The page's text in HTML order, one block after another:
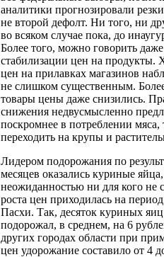
аналитики прогнозировали
не второй дефолт. Ни того, ни
во всяком случае пока, до
Более того, можно говорить
стабилизации цен на продукты.
цен на прилавках магазинов
не слишком существенным.
товары цены даже снизились.
снижения недвусмысленно
поскромнее в потреблении мяса,
переходить на крупы и
Лидером подорожания по
месяцев оказались куриные
неожиданностью ни для кого не
роста цен приходилась на
Пасхи. Так, десяток куриных
подорожал, в среднем, на 6
других городах области при
цен удорожание составило от 4